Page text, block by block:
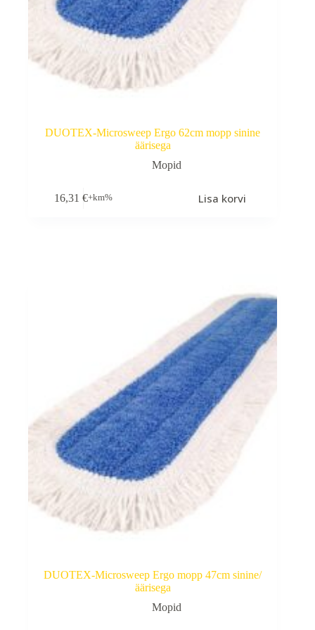
DUOTEX-Microsweep Ergo 62cm mopp sinine
äärisega
Mopid
16,31€+km% Lisa korvi
DUOTEX-Microsweep Ergo mopp 47cm sinine/
äärisega
Mopid